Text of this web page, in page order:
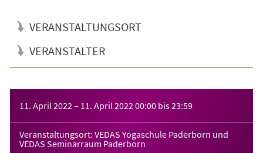
VERANSTALTUNGSORT
VERANSTALTER
11. April 2022 – 11. April 2022 00:00 bis23:59
Veranstaltungsort: VEDAS Yogaschule Paderborn und
VEDAS Seminarraum Paderborn